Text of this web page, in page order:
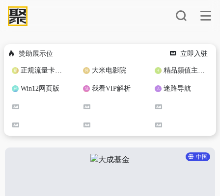
赞助展示位 立即入驻
正规流量卡免费加盟合作 大米电影院 精品颜值主播定制
Win12网页版 我看VIP解析 迷路导航
中国